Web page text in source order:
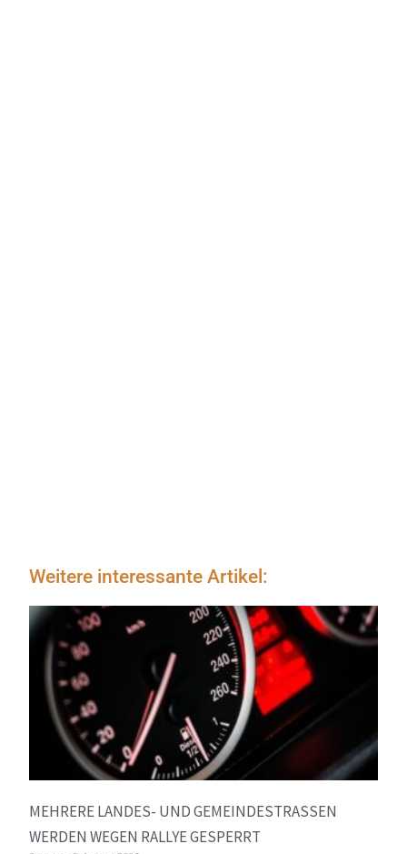
Weitere interessante Artikel:
MEHRERE LANDES- UND GEMEINDESTRASSEN W
ERDEN WEGEN RALLYE GESPERRT